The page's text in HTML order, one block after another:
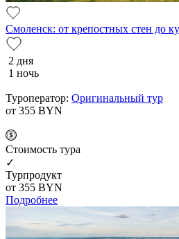
Смоленск: от крепостных стен до
2 дня
1 ночь
Туроператор: Оригинальный тур
от 355 BYN
Cтоимость тура
✓
Турпродукт
от 355 BYN
Подробнее